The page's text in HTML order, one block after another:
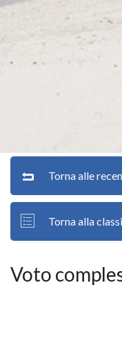
Torna alle
Torna alla
Voto